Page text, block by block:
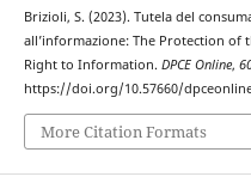
Brizioli, S. (2023). Tutela del
all’informazione: The Protection of
Right to Information. DPCE Online,
https://doi.org/10.57660/
More Citation Formats